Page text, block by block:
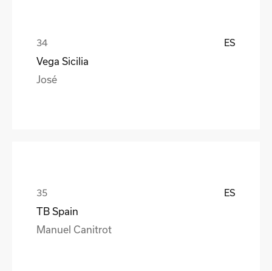
ES
Vega Sicilia
José
ES
TB Spain
Manuel Canitrot